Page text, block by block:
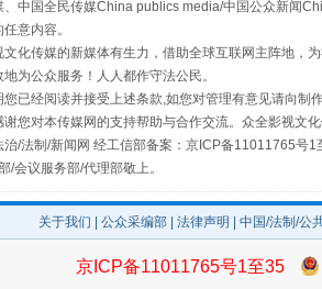
！等你上场
中国全民传媒China publics media/中国公众新闻
意内容。
化传媒的新媒体有生力，借助全球互联网主阵地，
为公众服务！人人都作守法公民。
已经阅读并接受上述条款,如您对管理有意见请向
您对本传媒网的支持帮助与合作交流。众全影视文
治/法制/新闻网 经工信部备案：京ICP备11011765号
/会议服务部/代理部敬上。
关于我们 公众采编部 法律声明 | 中国/法制/公
京ICP备11011765号1至35